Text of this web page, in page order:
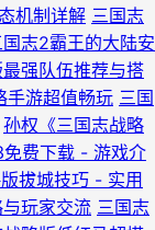
机制详解 三国志
国志2霸王的大陆安
强队伍推荐与搭
手游超值畅玩 三国
孙权《三国志战略
免费下载 - 游戏介
拔城技巧 - 实用
玩家交流 三国志